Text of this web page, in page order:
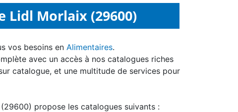
Lidl Morlaix (29600)
vos besoins en Alimentaires.
avec un accès à nos catalogues riches
catalogue, et une multitude de services pour
propose les catalogues suivants :